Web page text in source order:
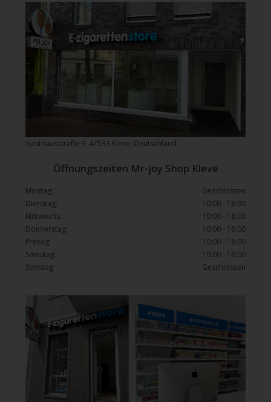
Gasthausstraße 9, 47533 Kleve, Deutschland
Öffnungszeiten Mr-joy Shop Kleve
Montag:
Geschlossen
Dienstag:
10:00 - 18:00
Mittwochs:
10:00 - 18:00
Donnerstag:
10:00 - 18:00
Freitag:
10:00 - 18:00
Samstag:
10:00 - 18:00
Sonntag:
Geschlossen